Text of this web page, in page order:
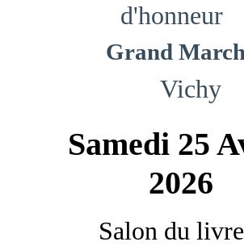
d'honneur
Grand
   Vichy
Samedi 25
2026
Salon du